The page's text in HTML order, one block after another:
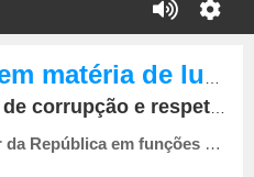
e respetivo branqueamento
Ricardo Lamas: Procurador da República em funções no Departamento Central de Investigação e Ação Pen